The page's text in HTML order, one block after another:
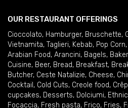
OUR RESTAURANT OFFERINGS
Cioccolato, Hamburger, Bruschette,
Vietnamita, Taglieri, Kebab, Pop Corn,
Arabian Food, Arancini, Bagels,
Cuisine, Beer, Bread, Breakfast,
Butcher, Ceste Natalizie, Cheese,
Cocktail , Cold Cuts, Creole food,
cupcakes, Desserts, Dolciumi,
Focaccia, Fresh pasta, Frico, Fries,